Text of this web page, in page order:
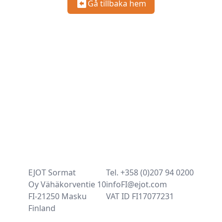
Gå tillbaka hem
EJOT Sormat
Oy Vähäkorventie 10
FI-21250 Masku
Finland
Tel. +358 (0)207 94 0200
infoFI@ejot.com
VAT ID FI17077231